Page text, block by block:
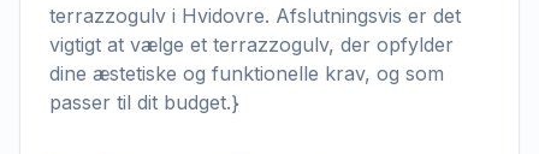
terrazzogulv i Hvidovre. Afslutningsvis er det
vigtigt at vælge et terrazzogulv, der opfylder
dine æstetiske og funktionelle krav, og som
passer til dit budget.}